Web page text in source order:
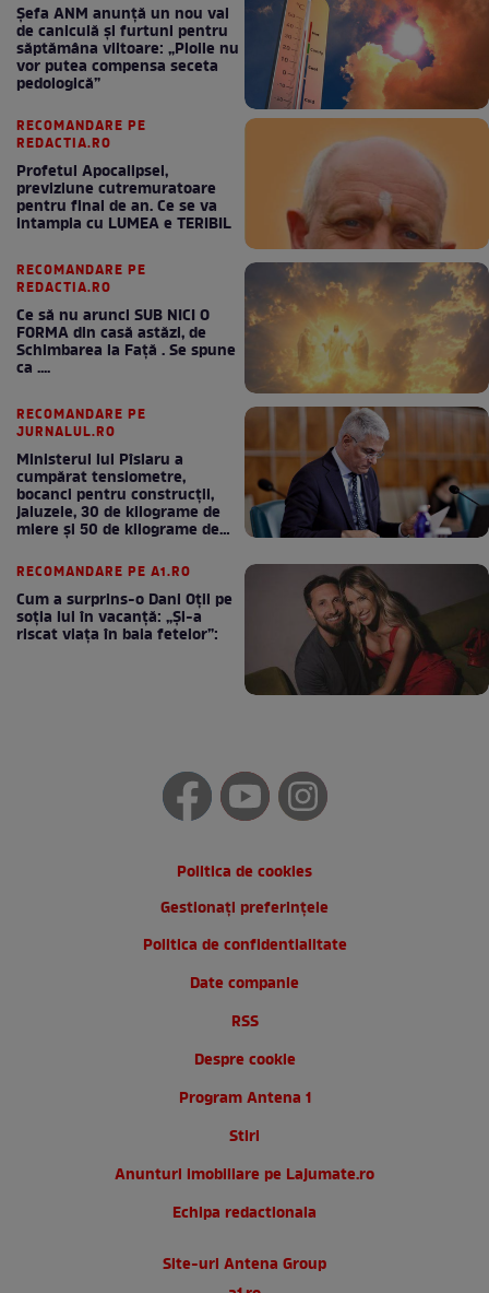
Șefa ANM anunță un nou val
de caniculă și furtuni pentru
săptămâna viitoare: „Ploile nu
vor putea compensa seceta
pedologică”
RECOMANDARE PE
REDACTIA.RO
Profetul Apocalipsei,
previziune cutremuratoare
pentru final de an. Ce se va
intampla cu LUMEA e TERIBIL
RECOMANDARE PE
REDACTIA.RO
Ce să nu arunci SUB NICI O
FORMA din casă astăzi, de
Schimbarea la Față . Se spune
ca ....
RECOMANDARE PE
JURNALUL.RO
Ministerul lui Pîslaru a
cumpărat tensiometre,
bocanci pentru construcții,
jaluzele, 30 de kilograme de
miere și 50 de kilograme de
RECOMANDARE PE A1.RO
Cum a surprins-o Dani Oțil pe
soția lui în vacanță: „Și-a
riscat viața în baia fetelor”:
Politica de cookies
Gestionați preferințele
Politica de confidentialitate
Date companie
RSS
Despre cookie
Program Antena 1
Stiri
Anunturi imobiliare pe Lajumate.ro
Echipa redactionala
Site-uri Antena Group